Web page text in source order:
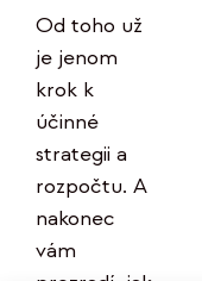
Od toho už
je jenom
krok k
účinné
strategii a
rozpočtu. A
nakonec
vám